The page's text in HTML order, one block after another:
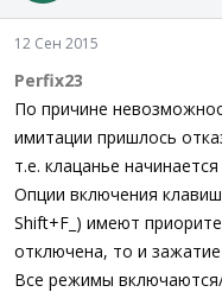
12 Сен 2015
Perfix23
По причине
имитации пришлось
т.е. клацанье
Опции включения
Shift+F_) имеют
отключена, то и
Все режимы